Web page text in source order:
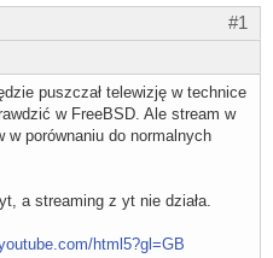
#1
puszczał telewizję w technice
w FreeBSD. Ale stream w
w porównaniu do normalnych
a streaming z yt nie działa.
html5?gl=GB